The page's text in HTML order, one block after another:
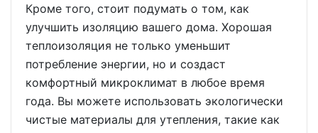
Кроме того, стоит подумать о том, как
улучшить изоляцию вашего дома. Хорошая
теплоизоляция не только уменьшит
потребление энергии, но и создаст
комфортный микроклимат в любое время
года. Вы можете использовать экологически
чистые материалы для утепления, такие как